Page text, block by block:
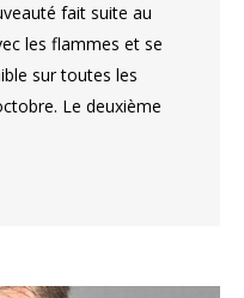
fait suite au
les flammes et se
sur toutes les
Le deuxième